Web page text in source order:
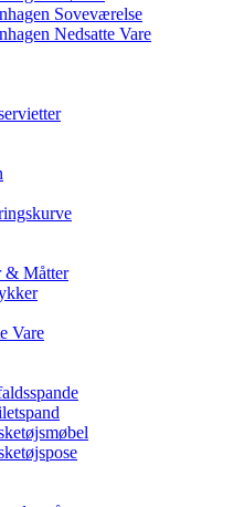
Soveværelse
Nedsatte Vare
Måtter
Vare